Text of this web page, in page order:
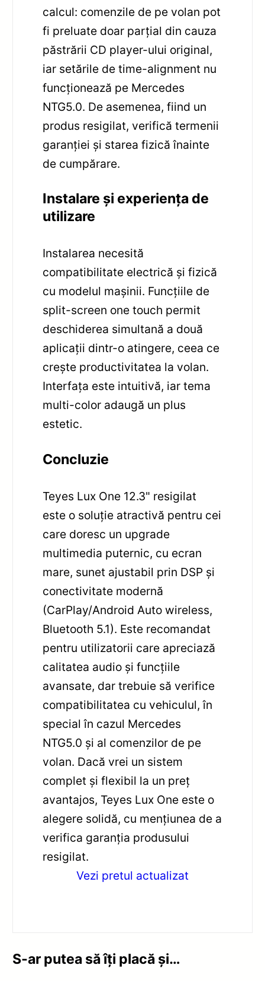
calcul: comenzile de pe volan pot
fi preluate doar parțial din cauza
păstrării CD player-ului original,
iar setările de time-alignment nu
funcționează pe Mercedes
NTG5.0. De asemenea, fiind un
produs resigilat, verifică termenii
garanției și starea fizică înainte
de cumpărare.
Instalare și experiența de
utilizare
Instalarea necesită
compatibilitate electrică și fizică
cu modelul mașinii. Funcțiile de
split-screen one touch permit
deschiderea simultană a două
aplicații dintr-o atingere, ceea ce
crește productivitatea la volan.
Interfața este intuitivă, iar tema
multi-color adaugă un plus
estetic.
Concluzie
Teyes Lux One 12.3" resigilat
este o soluție atractivă pentru cei
care doresc un upgrade
multimedia puternic, cu ecran
mare, sunet ajustabil prin DSP și
conectivitate modernă
(CarPlay/Android Auto wireless,
Bluetooth 5.1). Este recomandat
pentru utilizatorii care apreciază
calitatea audio și funcțiile
avansate, dar trebuie să verifice
compatibilitatea cu vehiculul, în
special în cazul Mercedes
NTG5.0 și al comenzilor de pe
volan. Dacă vrei un sistem
complet și flexibil la un preț
avantajos, Teyes Lux One este o
alegere solidă, cu mențiunea de a
verifica garanția produsului
resigilat.
Vezi pretul actualizat
S-ar putea să îți placă și…